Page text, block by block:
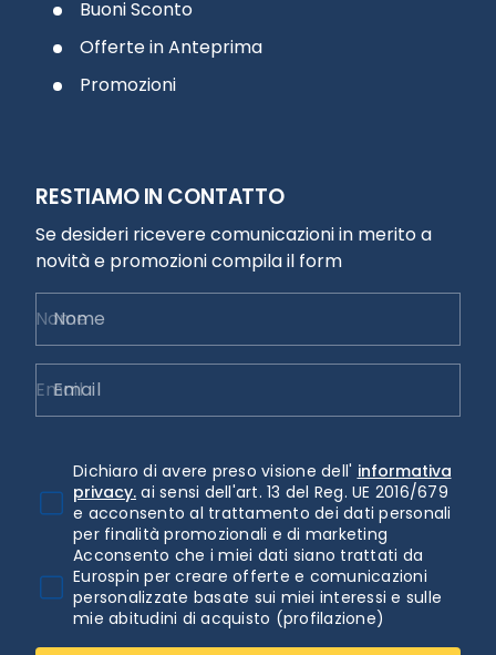
Buoni Sconto
Offerte in Anteprima
Promozioni
RESTIAMO IN CONTATTO
Se desideri ricevere comunicazioni in merito a
novità e promozioni compila il form
Nome
Email
Dichiaro di avere preso visione dell' informativa
privacy. ai sensi dell'art. 13 del Reg. UE 2016/679
e acconsento al trattamento dei dati personali
per finalità promozionali e di marketing
Acconsento che i miei dati siano trattati da
Eurospin per creare offerte e comunicazioni
personalizzate basate sui miei interessi e sulle
mie abitudini di acquisto (profilazione)